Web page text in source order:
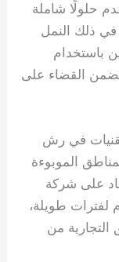
حلولًا شاملة
في ذلك النمل
باستخدام
يضمن القضاء على
في رش
الموبوءة
على شركة
لفترات طويلة،
التجارية من